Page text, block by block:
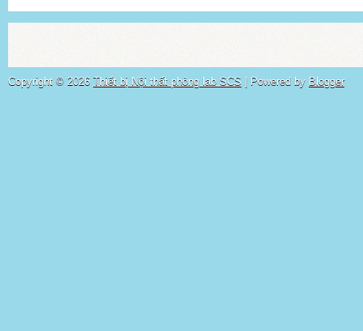
Copyright © 2026 Thiết bị Nội thất phòng lab SCS | Powered by Blogger